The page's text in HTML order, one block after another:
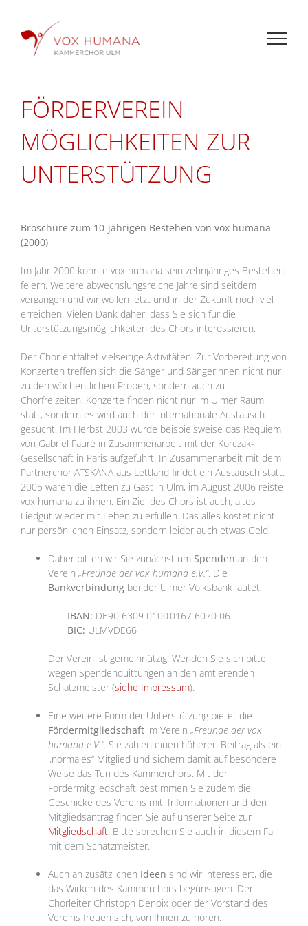
content
FÖRDERVEREIN
MÖGLICHKEITEN ZUR
UNTERSTÜTZUNG
Broschüre zum 10-jährigen Bestehen von vox humana
(2000)
Im Jahr 2000 konnte vox humana sein zehnjähriges Bestehen
feiern. Weitere abwechslungsreiche Jahre sind seitdem
vergangen und wir wollen jetzt und in der Zukunft noch viel
erreichen. Vielen Dank daher, dass Sie sich für die
Unterstützungsmöglichkeiten des Chors interessieren.
Der Chor entfaltet vielseitige Aktivitäten. Zur Vorbereitung von
Konzerten treffen sich die Sänger und Sängerinnen nicht nur
zu den wöchentlichen Proben, sondern auch zu
Chorfreizeiten. Konzerte finden nicht nur im Ulmer Raum
statt, sondern es wird auch der internationale Austausch
gesucht. Im Herbst 2003 wurde beispielsweise das Requiem
von Gabriel Fauré in Zusammenarbeit mit der Korczak-
Gesellschaft in Paris aufgeführt. In Zusammenarbeit mit dem
Partnerchor ATSKANA aus Lettland findet ein Austausch statt.
2005 waren die Letten zu Gast in Ulm, im August 2006 reiste
vox humana zu ihnen. Ein Ziel des Chors ist auch, altes
Liedgut wieder mit Leben zu erfüllen. Das alles kostet nicht
nur persönlichen Einsatz, sondern leider auch etwas Geld.
Daher bitten wir Sie zunächst um Spenden an den
Verein „Freunde der vox humana e.V.“. Die
Bankverbindung bei der Ulmer Volksbank lautet:
IBAN: DE90 6309 0100 0167 6070 06
BIC: ULMVDE66
Der Verein ist gemeinnützig. Wenden Sie sich bitte
wegen Spendenquittungen an den amtierenden
Schatzmeister (siehe Impressum).
Eine weitere Form der Unterstützung bietet die
Fördermitgliedschaft im Verein „Freunde der vox
humana e.V.“. Sie zahlen einen höheren Beitrag als ein
„normales“ Mitglied und sichern damit auf besondere
Weise das Tun des Kammerchors. Mit der
Fördermitgliedschaft bestimmen Sie zudem die
Geschicke des Vereins mit. Informationen und den
Mitgliedsantrag finden Sie auf unserer Seite zur
Mitgliedschaft . Bitte sprechen Sie auch in diesem Fall
mit dem Schatzmeister.
Auch an zusätzlichen Ideen sind wir interessiert, die
das Wirken des Kammerchors begünstigen. Der
Chorleiter Christoph Denoix oder der Vorstand des
Vereins freuen sich, von Ihnen zu hören.